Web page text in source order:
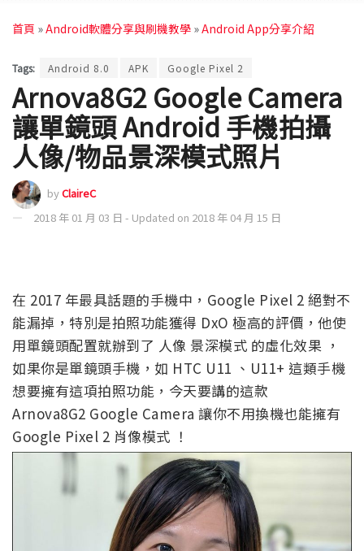
首頁 »Android軟體分享與刷機教學 »Android App分享介紹
Tags: Android 8.0 APK Google Pixel 2
Arnova8G2 Google Camera
讓單鏡頭 Android 手機拍攝
人像/物品景深模式照片
byClaireC
2018 年 01 月 03 日 - Updated on 2018 年 04 月 15 日
在 2017 年最具話題的手機中，Google Pixel 2 絕對不
能漏掉，特別是拍照功能獲得 DxO 極高的評價，他使
用單鏡頭配置就辦到了 人像 景深模式 的虛化效果 ，
如果你是單鏡頭手機，如 HTC U11 、U11+ 這類手機
想要擁有這項拍照功能，今天要講的這款
Arnova8G2 Google Camera 讓你不用換機也能擁有
Google Pixel 2 肖像模式 ！